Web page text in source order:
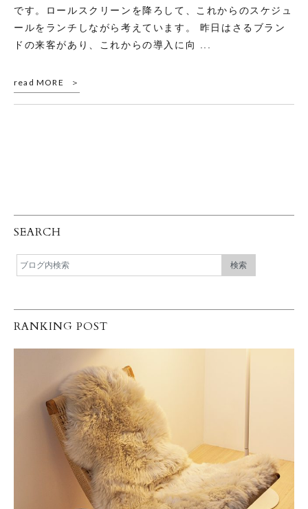
です。ロールスクリーンを降ろして、これからのスケジュ
ールをランチしながら考えています。 昨日はさるブラン
ドの来客があり、これからの導入に向 ...
read MORE
SEARCH
RANKING POST